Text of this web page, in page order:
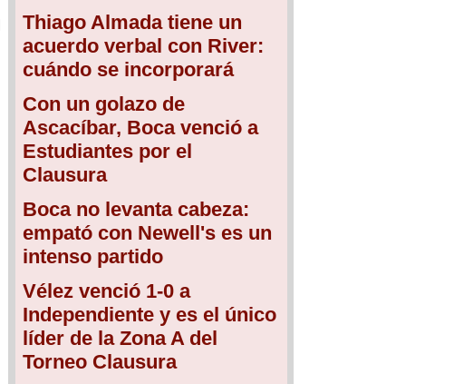
Thiago Almada tiene un
acuerdo verbal con River:
cuándo se incorporará
Con un golazo de
Ascacíbar, Boca venció a
Estudiantes por el
Clausura
Boca no levanta cabeza:
empató con Newell's es un
intenso partido
Vélez venció 1-0 a
Independiente y es el único
líder de la Zona A del
Torneo Clausura